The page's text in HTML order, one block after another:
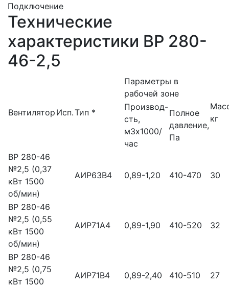
Подключение
Технические
характеристики ВР 280-
46-2,5
Вентилятор Исп.Тип *
Параметры в
рабочей зоне
кг
Производ-
сть,
м3х1000/
час
Полное
давление,
Па
ВР 280-46
№2,5 (0,37
кВт 1500
об/мин)
АИР63B4 0,89-1,20 410-470 30
ВР 280-46
№2,5 (0,55
кВт 1500
об/мин)
АИР71А4 0,89-1,90 410-520 32
ВР 280-46
№2,5 (0,75
кВт 1500
АИР71В4 0,89-2,40 410-510 27